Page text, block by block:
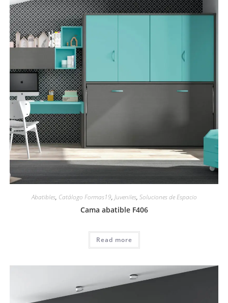
Abatibles, Catálogo Formas19, Juveniles, Soluciones de Espacio
Cama abatible F406
Read more